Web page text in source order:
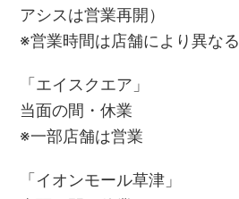
アシスは営業再開）
※営業時間は店舗により異なる
「エイスクエア」
当面の間・休業
※一部店舗は営業
「イオンモール草津」